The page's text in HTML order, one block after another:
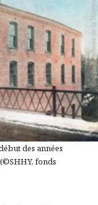
des années
fonds